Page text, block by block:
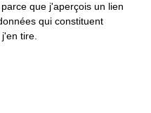
que j'aperçois un lien
qui constituent
tire.